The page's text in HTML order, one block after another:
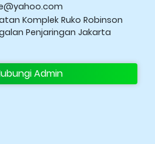
Komplek Ruko Robinson
Penjaringan Jakarta
Admin